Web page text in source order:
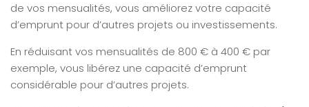
de vos mensualités, vous améliorez votre capacité
d’emprunt pour d’autres projets ou investissements.
En réduisant vos mensualités de 800 € à 400 € par
exemple, vous libérez une capacité d’emprunt
considérable pour d’autres projets.